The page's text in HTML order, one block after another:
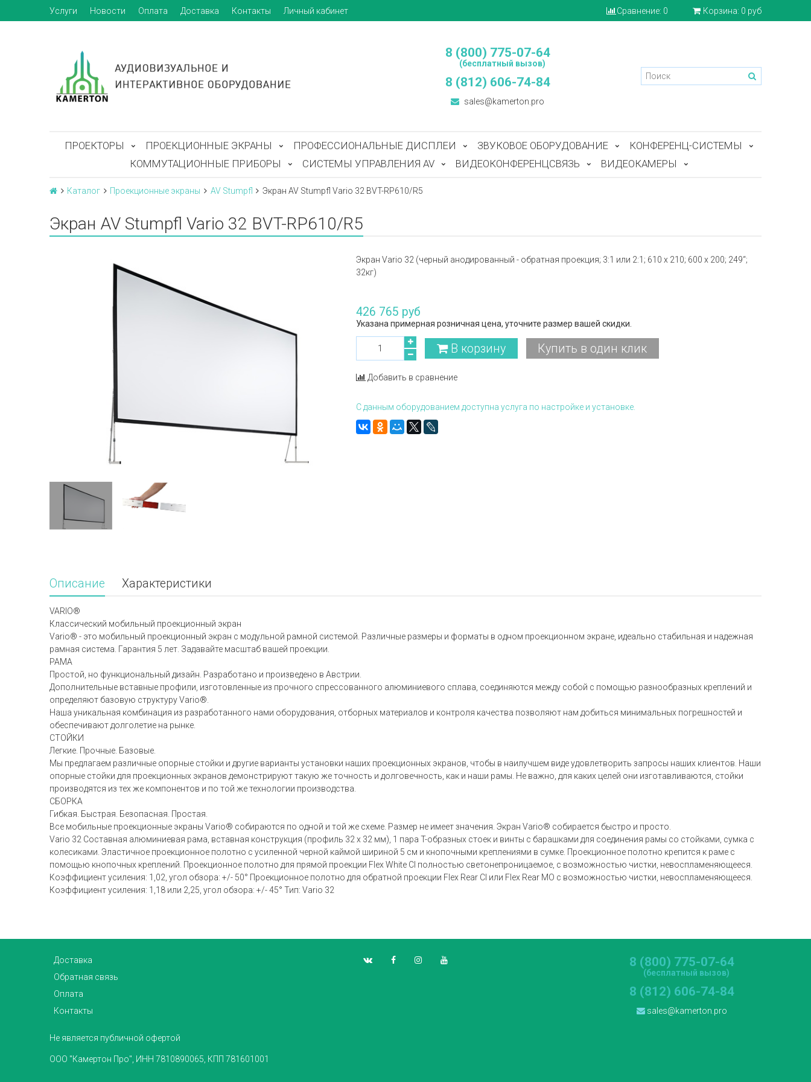
Услуги Новости Оплата Доставка Контакты Личный кабинет Сравнение: 0 Корзина: 0 руб
8 (800) 775-07-64
(бесплатный вызов)
8 (812) 606-74-84
sales@kamerton.pro
ПРОЕКТОРЫ ПРОЕКЦИОННЫЕ ЭКРАНЫ ПРОФЕССИОНАЛЬНЫЕ ДИСПЛЕИ ЗВУКОВОЕ ОБОРУДОВАНИЕ
КОНФЕРЕНЦ-СИСТЕМЫ
КОММУТАЦИОННЫЕ ПРИБОРЫ
СИСТЕМЫ УПРАВЛЕНИЯ AV ВИДЕОКОНФЕРЕНЦСВЯЗЬ ВИДЕОКАМЕРЫ
Каталог Проекционные экраны AV Stumpfl Экран AV Stumpfl Vario 32 BVT-RP610/R5
Экран AV Stumpfl Vario 32 BVT-RP610/R5
Экран Vario 32 (черный анодированный - обратная проекция; 3:1 или 2:1; 610 x 210; 600 x 200; 249“;
32кг)
426 765 руб
Указана примерная розничная цена, уточните размер вашей скидки.
В корзину Купить в один клик
Добавить в сравнение
С данным оборудованием доступна услуга по настройке и установке.
Описание Характеристики
VARIO®
Классический мобильный проекционный экран
Vario® - это мобильный проекционный экран с модульной рамной системой. Различные размеры и форматы в одном проекционном экране, идеально стабильная и надежная
рамная система. Гарантия 5 лет. Задавайте масштаб вашей проекции.
РАМА
Простой, но функциональный дизайн. Разработано и произведено в Австрии.
Дополнительные вставные профили, изготовленные из прочного спрессованного алюминиевого сплава, соединяются между собой с помощью разнообразных креплений и
определяют базовую структуру Vario®.
Наша уникальная комбинация из разработанного нами оборудования, отборных материалов и контроля качества позволяют нам добиться минимальных погрешностей и
обеспечивают долголетие на рынке.
СТОЙКИ
Легкие. Прочные. Базовые.
Мы предлагаем различные опорные стойки и другие варианты установки наших проекционных экранов, чтобы в наилучшем виде удовлетворить запросы наших клиентов. Наши
опорные стойки для проекционных экранов демонстрируют такую же точность и долговечность, как и наши рамы. Не важно, для каких целей они изготавливаются, стойки
производятся из тех же компонентов и по той же технологии производства.
СБОРКА
Гибкая. Быстрая. Безопасная. Простая.
Все мобильные проекционные экраны Vario® собираются по одной и той же схеме. Размер не имеет значения. Экран Vario® собирается быстро и просто.
Vario 32 Составная алюминиевая рама, вставная конструкция (профиль 32 x 32 мм), 1 пара T-образных стоек и винты с барашками для соединения рамы со стойками, сумка с
колесиками. Эластичное проекционное полотно с усиленной черной каймой шириной 5 см и кнопочными креплениями в сумке. Проекционное полотно крепится к раме с
помощью кнопочных креплений. Проекционное полотно для прямой проекции Flex White CI полностью светонепроницаемое, с возможностью чистки, невоспламеняющееся.
Коэффициент усиления: 1,02, угол обзора: +/- 50° Проекционное полотно для обратной проекции Flex Rear CI или Flex Rear MO с возможностью чистки, невоспламеняющееся.
Коэффициент усиления: 1,18 или 2,25, угол обзора: +/- 45° Тип: Vario 32
Доставка
Обратная связь
Оплата
Контакты
8 (800) 775-07-64
(бесплатный вызов)
8 (812) 606-74-84
sales@kamerton.pro
Не является публичной офертой
ООО "Камертон Про", ИНН 7810890065, КПП 781601001